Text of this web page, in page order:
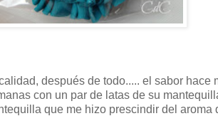
después de todo..... el sabor hace
con un par de latas de su
que me hizo prescindir del aroma